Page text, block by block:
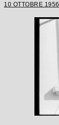
10 OTTOBRE 1956